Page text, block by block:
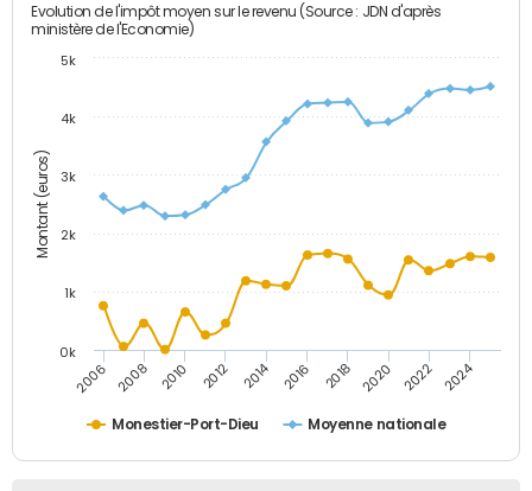
Montant (euros)
Evolution de l'impôt moyen sur le revenu (Source : JDN d'après
ministère de l'Economie)
Monestier-Port-Dieu Moyenne nationale
2006 2008 2010 2012 2014 2016 2018 2020 2022 2024
0k
1k
2k
3k
4k
5k